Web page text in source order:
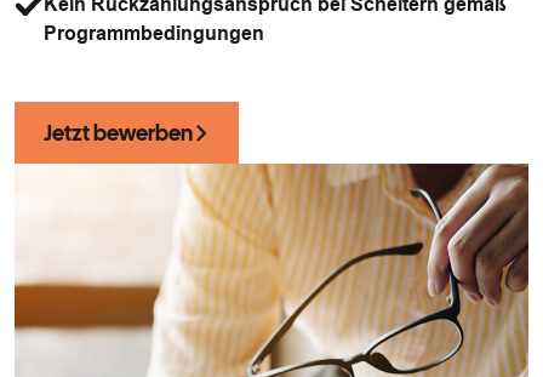
Kein Rückzahlungsanspruch bei Scheitern gemäß
Programmbedingungen
Jetzt bewerben